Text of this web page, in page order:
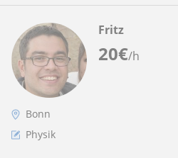
20€/h
Fritz
Bonn
Physik